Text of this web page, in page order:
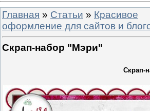
Главная » Статьи » Красивое
оформление для сайтов и
Скрап-набор "Мэри"
Скрап-